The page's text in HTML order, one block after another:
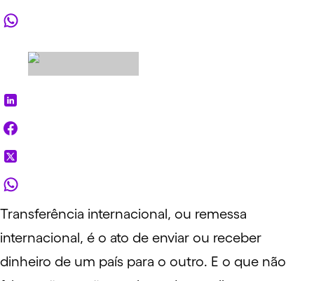
Transferência internacional, ou remessa
internacional, é o ato de enviar ou receber
dinheiro de um país para o outro. E o que não